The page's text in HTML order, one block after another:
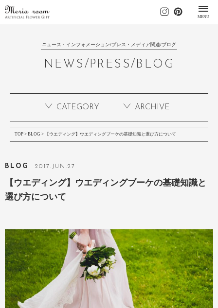
MENU
ニュース・インフォメーション/プレス・メディア関連/ブログ
NEWS/PRESS/BLOG
CATEGORY ARCHIVE
TOP > BLOG > 【ウエディング】ウエディングブーケの基礎知識と選び方について
BLOG 2017 . JUN .27
【ウエディング】ウエディングブーケの基礎知識と
選び方について